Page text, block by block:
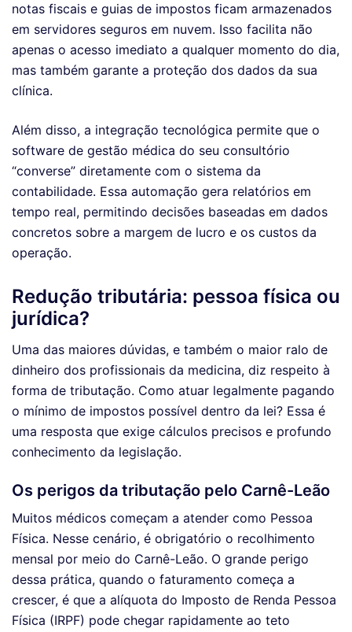
notas fiscais e guias de impostos ficam armazenados
em servidores seguros em nuvem. Isso facilita não
apenas o acesso imediato a qualquer momento do dia,
mas também garante a proteção dos dados da sua
clínica.
Além disso, a integração tecnológica permite que o
software de gestão médica do seu consultório
“converse” diretamente com o sistema da
contabilidade. Essa automação gera relatórios em
tempo real, permitindo decisões baseadas em dados
concretos sobre a margem de lucro e os custos da
operação.
Redução tributária: pessoa física ou
jurídica?
Uma das maiores dúvidas, e também o maior ralo de
dinheiro dos profissionais da medicina, diz respeito à
forma de tributação. Como atuar legalmente pagando
o mínimo de impostos possível dentro da lei? Essa é
uma resposta que exige cálculos precisos e profundo
conhecimento da legislação.
Os perigos da tributação pelo Carnê-Leão
Muitos médicos começam a atender como Pessoa
Física. Nesse cenário, é obrigatório o recolhimento
mensal por meio do Carnê-Leão. O grande perigo
dessa prática, quando o faturamento começa a
crescer, é que a alíquota do Imposto de Renda Pessoa
Física (IRPF) pode chegar rapidamente ao teto